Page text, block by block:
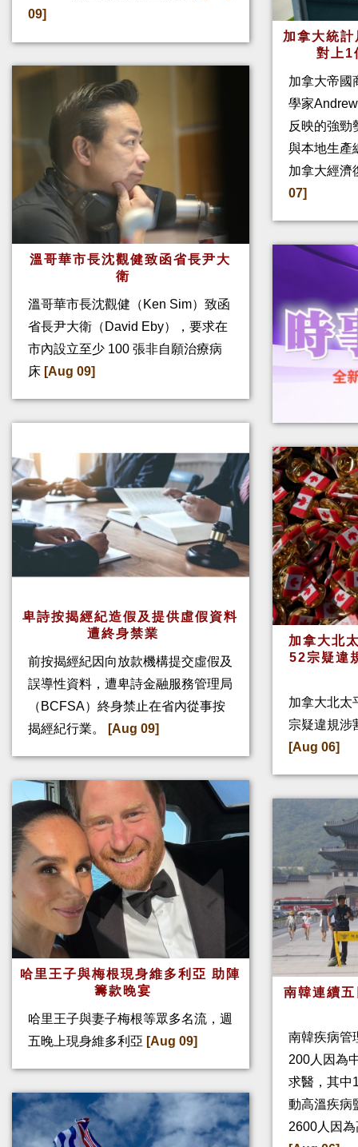
09]
溫哥華市長沈觀健致函省長尹大
衛
溫哥華市長沈觀健（Ken Sim）致函
省長尹大衛（David Eby），要求在
市內設立至少 100 張非自願治療病
床 [Aug 09]
卑詩按揭經紀造假及提供虛假資料
遭終身禁業
前按揭經紀因向放款機構提交虛假及
誤導性資料，遭卑詩金融服務管理局
（BCFSA）終身禁止在省內從事按
揭經紀行業。
[Aug 09]
哈里王子與梅根現身維多利亞 助陣
籌款晚宴
哈里王子與妻子梅根等眾多名流，週
五晚上現身維多利亞 [Aug 09]
加拿大統
對上
加拿大帝國
學家
反映的強勁
與本地生產
加拿大經濟
07]
加拿大北
52宗疑違
加拿大北太
宗疑違規涉
[Aug 06]
南韓連續
南韓疾病管
200人因為
求醫，其中
動高溫疾病
2600人因